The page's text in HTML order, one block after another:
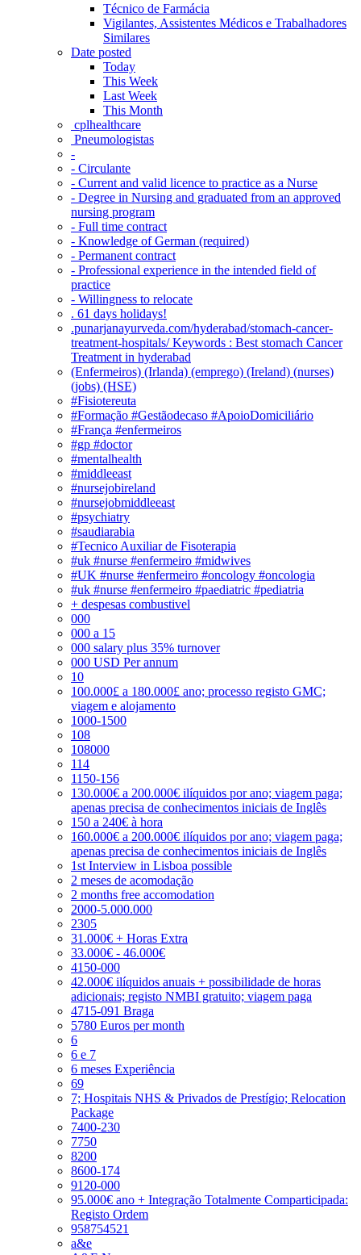
Técnico de Farmácia
Vigilantes, Assistentes Médicos e Trabalhadores
Similares
Date posted
Today
This Week
Last Week
This Month
‎ cplhealthcare‬
Pneumologistas
-
- Circulante
- Current and valid licence to practice as a Nurse
- Degree in Nursing and graduated from an approved
nursing program
- Full time contract
- Knowledge of German (required)
- Permanent contract
- Professional experience in the intended field of
practice
- Willingness to relocate
. 61 days holidays!
.punarjanayurveda.com/hyderabad/stomach-cancer-
treatment-hospitals/ Keywords : Best stomach Cancer
Treatment in hyderabad
(Enfermeiros) (Irlanda) (emprego) (Ireland) (nurses)
(jobs) (HSE)
#Fisiotereuta
#Formação #Gestãodecaso #ApoioDomiciliário
#França #enfermeiros
#gp #doctor
#mentalhealth
#middleeast
#nursejobireland
#nursejobmiddleeast
#psychiatry
#saudiarabia
#Tecnico Auxiliar de Fisoterapia
#uk #nurse #enfermeiro #midwives
#UK #nurse #enfermeiro #oncology #oncologia
#uk #nurse #enfermeiro #paediatric #pediatria
+ despesas combustivel
000
000 a 15
000 salary plus 35% turnover
000 USD Per annum
10
100.000£ a 180.000£ ano; processo registo GMC;
viagem e alojamento
1000-1500
108
108000
114
1150-156
130.000€ a 200.000€ ilíquidos por ano; viagem paga;
apenas precisa de conhecimentos iniciais de Inglês
150 a 240€ à hora
160.000€ a 200.000€ ilíquidos por ano; viagem paga;
apenas precisa de conhecimentos iniciais de Inglês
1st Interview in Lisboa possible
2 meses de acomodação
2 months free accomodation
2000-5.000.000
2305
31.000€ + Horas Extra
33.000€ - 46.000€
4150-000
42.000€ ilíquidos anuais + possibilidade de horas
adicionais; registo NMBI gratuito; viagem paga
4715-091 Braga
5780 Euros per month
6
6 e 7
6 meses Experiência
69
7; Hospitais NHS & Privados de Prestígio; Relocation
Package
7400-230
7750
8200
8600-174
9120-000
95.000€ ano + Integração Totalmente Comparticipada:
Registo Ordem
958754521
a&e